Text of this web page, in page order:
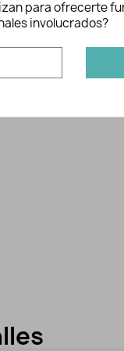
para ofrecerte
involucrados?